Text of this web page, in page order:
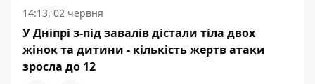
14:13, 02 червня
У Дніпрі з-під завалів дістали тіла двох
жінок та дитини - кількість жертв атаки
зросла до 12